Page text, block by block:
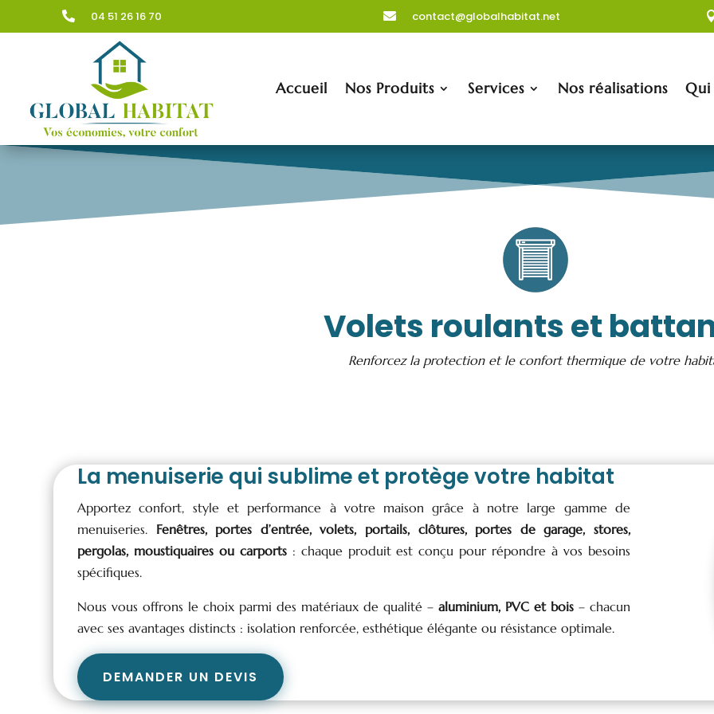
 04 51 26 16 70  contact@globalhabitat.net
Accueil Nos Produits Services Nos réalisations Qui
Volets roulants et
Renforcez la protection et le confort thermique de votre
La menuiserie qui sublime et protège votre habitat
Apportez confort, style et performance à votre maison grâce à notre large gamme de
menuiseries. Fenêtres, portes d’entrée, volets, portails, clôtures, portes de garage, stores,
pergolas, moustiquaires ou carports: chaque produit est conçu pour répondre à vos besoins
spécifiques.
Nous vous offrons le choix parmi des matériaux de qualité – aluminium, PVC et bois– chacun
avec ses avantages distincts : isolation renforcée, esthétique élégante ou résistance optimale.
DEMANDER UN DEVIS